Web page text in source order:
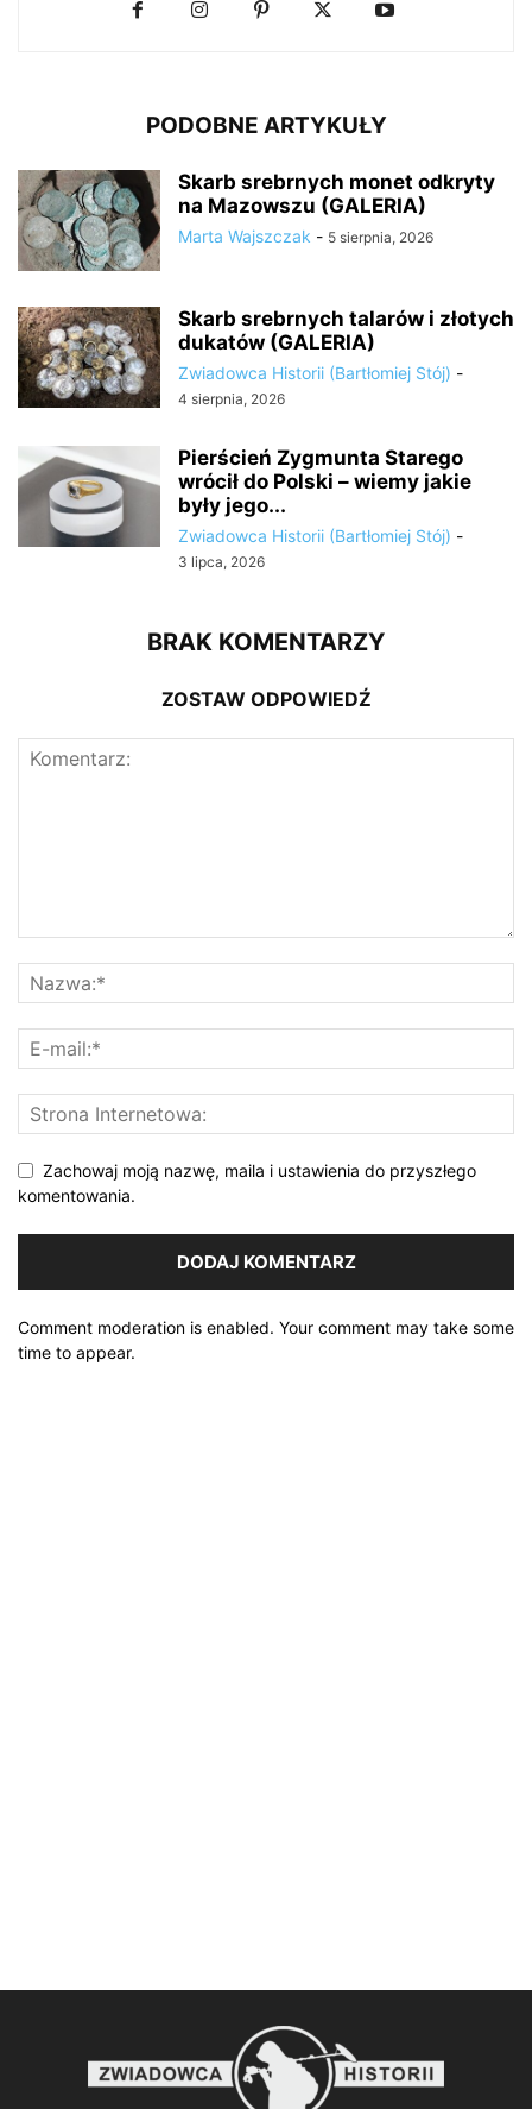
PODOBNE ARTYKUŁY
Skarb srebrnych monet odkryty
na Mazowszu (GALERIA)
Marta Wajszczak - 5 sierpnia, 2026
Skarb srebrnych talarów i złotych
dukatów (GALERIA)
Zwiadowca Historii (Bartłomiej Stój) -
4 sierpnia, 2026
Pierścień Zygmunta Starego
wrócił do Polski – wiemy jakie
były jego...
Zwiadowca Historii (Bartłomiej Stój) -
3 lipca, 2026
BRAK KOMENTARZY
ZOSTAW ODPOWIEDŹ
Zachowaj moją nazwę, maila i ustawienia do przyszłego
komentowania.
Comment moderation is enabled. Your comment may take some
time to appear.